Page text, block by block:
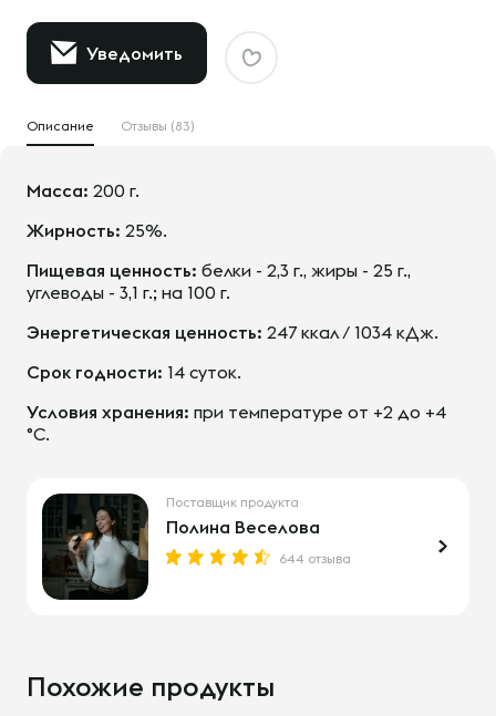
Уведомить
Описание Отзывы (83)
Масса: 200 г.
Жирность: 25%.
Пищевая ценность: белки - 2,3 г., жиры - 25 г.,
углеводы - 3,1 г.; на 100 г.
Энергетическая ценность: 247 ккал / 1034 кДж.
Срок годности: 14 суток.
Условия хранения: при температуре от +2 до +4
°С.
Поставщик продукта
Полина Веселова
644 отзыва
Похожие продукты